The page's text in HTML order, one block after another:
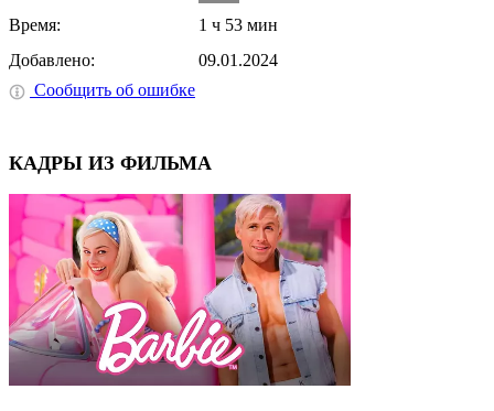
Время:
1 ч 53 мин
Добавлено:
09.01.2024
Сообщить об ошибке
КАДРЫ ИЗ ФИЛЬМА